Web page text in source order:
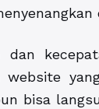
dan
bisa